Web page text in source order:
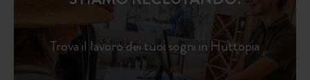
Trova il lavoro dei tuoi sogni in Huttopia